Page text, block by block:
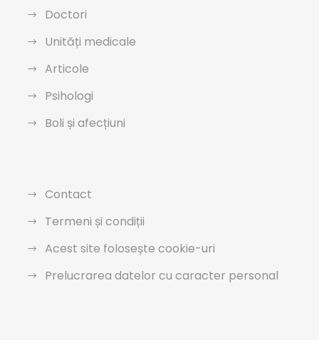
Doctori
Unități medicale
Articole
Psihologi
Boli și afecțiuni
Contact
Termeni și condiții
Acest site folosește cookie-uri
Prelucrarea datelor cu caracter personal